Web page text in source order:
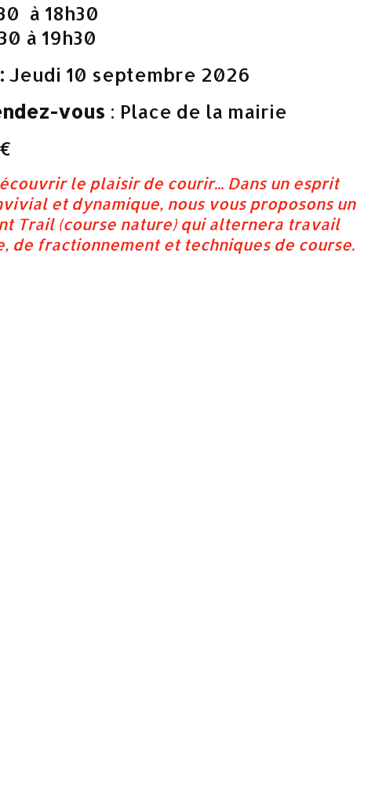
à 18h30
à 19h30
Jeudi 10 septembre 2026
vous : Place de la mairie
le plaisir de courir... Dans un esprit
et dynamique, nous vous proposons un
Trail (course nature) qui alternera travail
de fractionnement et techniques de course.